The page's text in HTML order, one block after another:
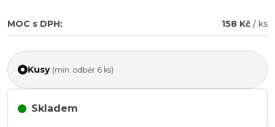
MOC s DPH: 158 Kč / ks
Kusy (min. odběr 6 ks)
Skladem